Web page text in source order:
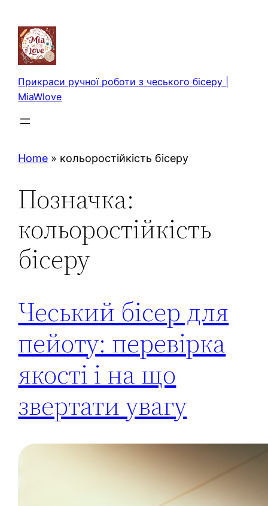
вмісту
Прикраси ручної роботи з чеського бісеру |
MiaWlove
Home » кольоростійкість бісеру
Позначка:
кольоростійкість
бісеру
Чеський бісер для
пейоту: перевірка
якості і на що
звертати увагу